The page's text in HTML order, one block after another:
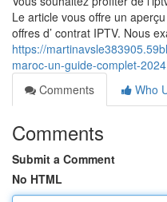
Le article vous offre un
offres d’ contrat IPTV. Nous
https://
maroc-un-guide-complet-2024
Comments
Who
Comments
Submit a Comment
No HTML